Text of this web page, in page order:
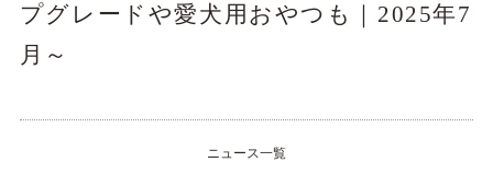
プグレードや愛犬用おやつも｜2025年7
月～
ニュース一覧